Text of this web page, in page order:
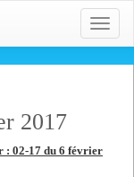
Toggle
2017
: 02-17 du 6 février